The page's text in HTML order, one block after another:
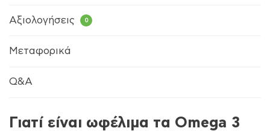
Αξιολογήσεις 0
Μεταφορικά
Q&A
Γιατί είναι ωφέλιμα τα Omega 3